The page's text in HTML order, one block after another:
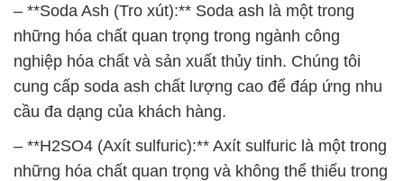
– **Soda Ash (Tro xút):** Soda ash là một trong
những hóa chất quan trọng trong ngành công
nghiệp hóa chất và sản xuất thủy tinh. Chúng tôi
cung cấp soda ash chất lượng cao để đáp ứng nhu
cầu đa dạng của khách hàng.
– **H2SO4 (Axít sulfuric):** Axít sulfuric là một trong
những hóa chất quan trọng và không thể thiếu trong